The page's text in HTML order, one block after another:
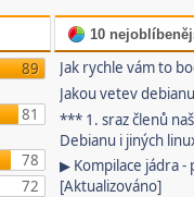
89
81
78
72
10
Jak rychle vám to
Jakou vetev
*** 1. sraz členů
Debianu i jiných
▶ Kompilace jádra -
[Aktualizováno]